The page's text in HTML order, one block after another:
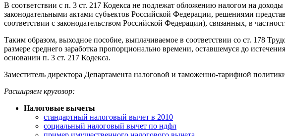
В соответствии с п. 3 ст. 217 Кодекса не подлежат обложению налогом на
законодательными актами субъектов Российской Федерации, решениями
соответствии с законодательством Российской Федерации), связанных, в
Таким образом, выходное пособие, выплачиваемое в соответствии со ст. 178
размере среднего заработка пропорционально времени, оставшемуся до
основании п. 3 ст. 217 Кодекса.
Заместитель директора Департамента налоговой и таможенно-тарифной
Расширяем кругозор:
Налоговые вычеты
стандартный налоговый вычет в 2010
социальный налоговый вычет по ндфл